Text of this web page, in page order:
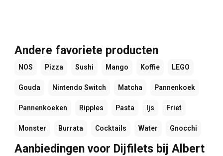
Andere favoriete producten
NOS Pizza Sushi Mango Koffie LEGO
Gouda Nintendo Switch Matcha Pannenkoek
Pannenkoeken Ripples Pasta Ijs Friet
Monster Burrata Cocktails Water Gnocchi
Aanbiedingen voor Dijfilets bij Albert